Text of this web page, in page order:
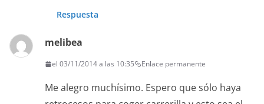
Respuesta
melibea
el 03/11/2014 a las 10:35 Enlace permanente
Me alegro muchísimo. Espero que sólo haya